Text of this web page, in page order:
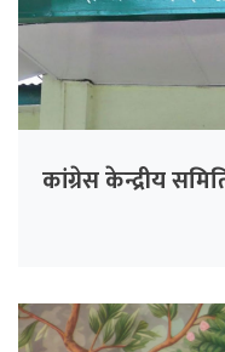
कांग्रेस केन्द्रीय